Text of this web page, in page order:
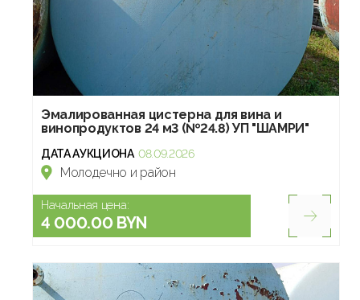
Эмалированная цистерна для вина и
винопродуктов 24 м3 (№24.8) УП "ШАМРИ"
ДАТА АУКЦИОНА 08.09.2026
Молодечно и район
Начальная цена:
4 000.00 BYN